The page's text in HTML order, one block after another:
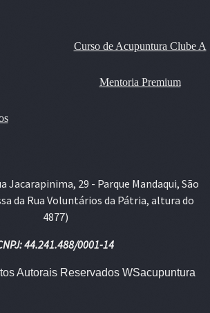
Curso de Acupuntura Clube A
Mentoria Premium
Jacarapinima, 29 - Parque Mandaqui, São
da Rua Voluntários da Pátria, altura do
4877)
44.241.488/0001-14
Autorais Reservados WSacupuntura